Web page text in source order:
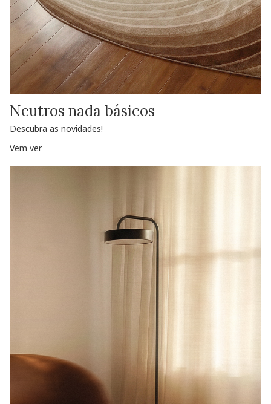
Neutros nada básicos
Descubra as novidades!
Vem ver